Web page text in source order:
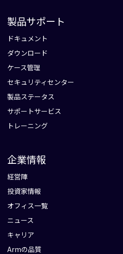
製品サポート
ドキュメント
ダウンロード
ケース管理
セキュリティセンター
製品ステータス
サポートサービス
トレーニング
企業情報
経営陣
投資家情報
オフィス一覧
ニュース
キャリア
Armの品質